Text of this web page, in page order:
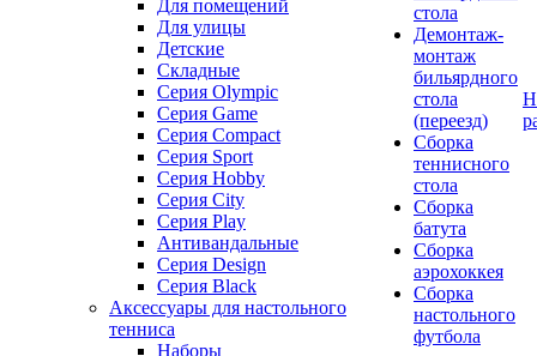
Для помещений
Для улицы
Детские
Складные
Серия Olympic
Серия Game
Серия Compact
Серия Sport
Серия Hobby
Серия City
Серия Play
Антивандальные
Серия Design
Серия Black
Аксессуары для настольного
тенниса
Наборы
стола
Демонтаж-
монтаж
бильярдного
стола
(переезд)
Сборка
теннисного
стола
Сборка
батута
Сборка
аэрохоккея
Сборка
настольного
футбола